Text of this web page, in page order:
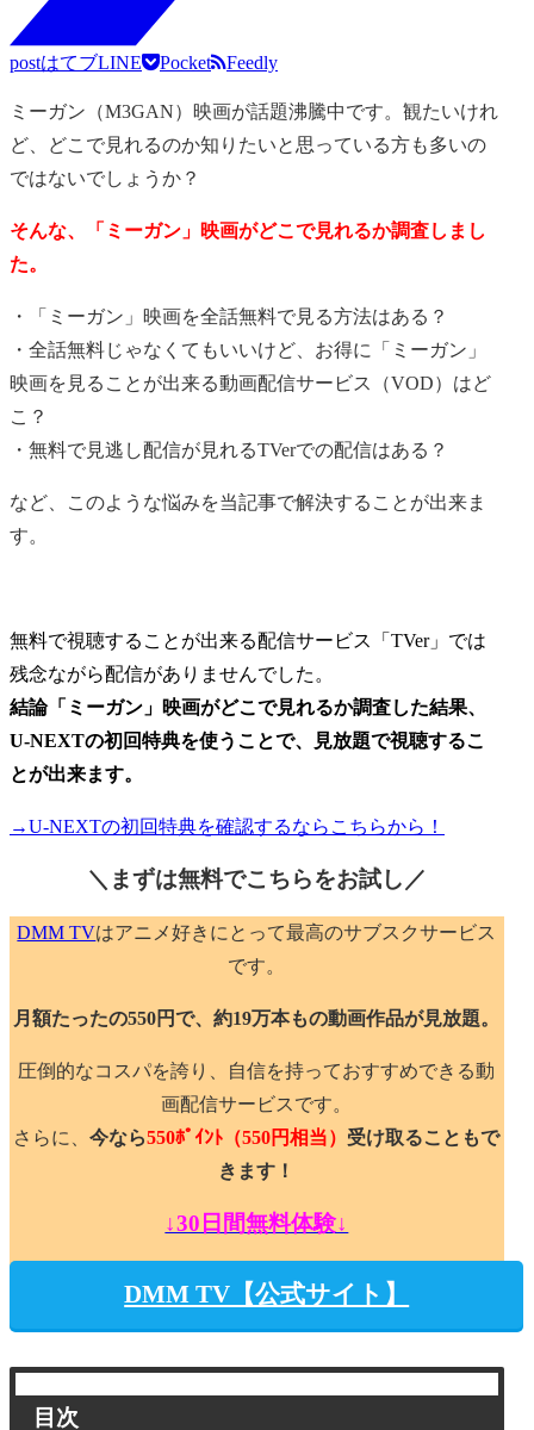
postはてブLINE Pocket Feedly
ミーガン（M3GAN）映画が話題沸騰中です。観たいけれ
ど、どこで見れるのか知りたいと思っている方も多いの
ではないでしょうか？
そんな、「ミーガン」映画がどこで見れるか調査しまし
た。
・「ミーガン」映画を全話無料で見る方法はある？
・全話無料じゃなくてもいいけど、お得に「ミーガン」
映画を見ることが出来る動画配信サービス（VOD）はど
こ？
・無料で見逃し配信が見れるTVerでの配信はある？
など、このような悩みを当記事で解決することが出来ま
す。
無料で視聴することが出来る配信サービス「TVer」では
残念ながら配信がありませんでした。
結論「ミーガン」映画がどこで見れるか調査した結果、
U-NEXTの初回特典を使うことで、見放題で視聴するこ
とが出来ます。
→U-NEXTの初回特典を確認するならこちらから！
＼まずは無料でこちらをお試し／
DMM TVはアニメ好きにとって最高のサブスクサービス
です。
月額たったの550円で、約19万本もの動画作品が見放題。
圧倒的なコスパを誇り、自信を持っておすすめできる動
画配信サービスです。
さらに、今なら550ﾎﾟｲﾝﾄ （550円相当） 受け取ることもで
きます！
↓30日間無料体験↓
DMM TV【公式サイト】
目次